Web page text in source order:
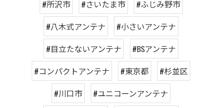
#所沢市
#さいたま市
#ふじみ野市
#八木式アンテナ
#小さいアンテナ
#目立たないアンテナ
#BSアンテナ
#コンパクトアンテナ
#東京都
#杉並区
#川口市
#ユニコーンアンテナ